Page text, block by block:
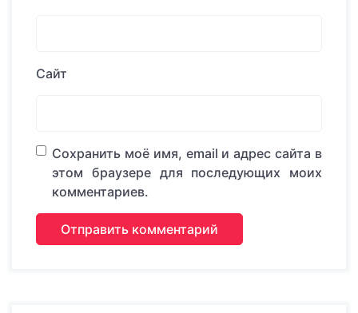
Сайт
Сохранить моё имя, email и адрес сайта в
этом браузере для последующих моих
комментариев.